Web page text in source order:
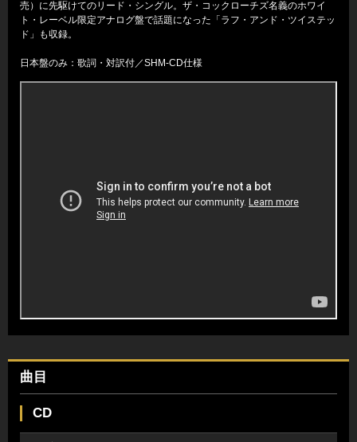
売）に先駆けてのリード・シングル。ザ・コックローチズ名義のホワイ
ト・レーベル限定アナログ盤で話題になった「ラフ・アンド・ツイステッ
ド」も収録。
日本盤のみ：歌詞・対訳付／SHM-CD仕様
曲目
CD